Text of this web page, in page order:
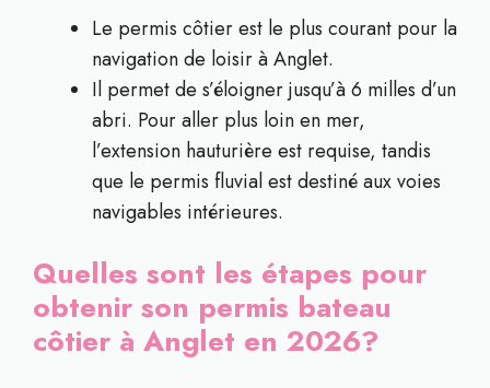
Le permis côtier est le plus courant pour la
navigation de loisir à Anglet.
Il permet de s’éloigner jusqu’à 6 milles d’un
abri. Pour aller plus loin en mer,
l’extension hauturière est requise, tandis
que le permis fluvial est destiné aux voies
navigables intérieures.
Quelles sont les étapes pour
obtenir son permis bateau
côtier à Anglet en 2026?